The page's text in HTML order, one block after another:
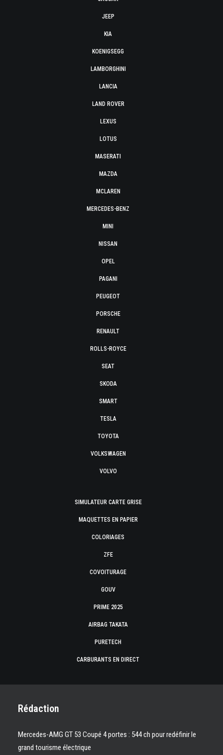
JEEP
KIA
KOENIGSEGG
LAMBORGHINI
LANCIA
LAND ROVER
LEXUS
LOTUS
MASERATI
MAZDA
MCLAREN
MERCEDES-BENZ
MINI
NISSAN
OPEL
PAGANI
PEUGEOT
PORSCHE
RENAULT
ROLLS-ROYCE
SEAT
SKODA
SMART
TESLA
TOYOTA
VOLKSWAGEN
VOLVO
SIMULATEUR CARTE GRISE
MAQUETTES EN PAPIER
COLORIAGES
ZFE
COVOITURAGE
GOUV
PRIME 2025
AIRBAG TAKATA
PURETECH
CARBURANTS EN DIRECT
Rédaction
Mercedes-AMG GT 53 Coupé 4 portes : 544 ch pour redéfinir le
grand tourisme électrique